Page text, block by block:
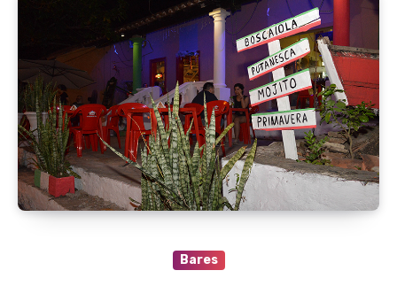
Bares